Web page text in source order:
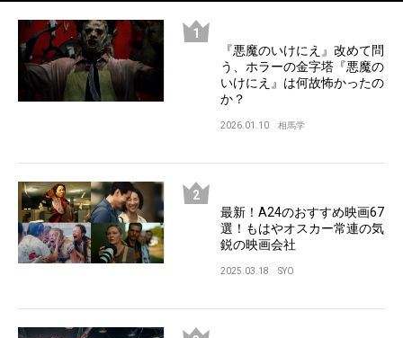
『悪魔のいけにえ』改めて問
う、ホラーの金字塔『悪魔の
いけにえ』は何故怖かったの
か？
2026.01.10 相馬学
最新！A24のおすすめ映画67
選！もはやオスカー常連の気
鋭の映画会社
2025.03.18 SYO